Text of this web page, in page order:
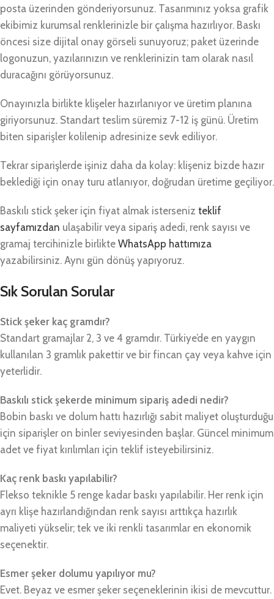
posta üzerinden gönderiyorsunuz. Tasarımınız yoksa grafik
ekibimiz kurumsal renklerinizle bir çalışma hazırlıyor. Baskı
öncesi size dijital onay görseli sunuyoruz; paket üzerinde
logonuzun, yazılarınızın ve renklerinizin tam olarak nasıl
duracağını görüyorsunuz.
Onayınızla birlikte klişeler hazırlanıyor ve üretim planına
giriyorsunuz. Standart teslim süremiz 7-12 iş günü. Üretim
biten siparişler kolilenip adresinize sevk ediliyor.
Tekrar siparişlerde işiniz daha da kolay: klişeniz bizde hazır
beklediği için onay turu atlanıyor, doğrudan üretime geçiliyor.
Baskılı stick şeker için fiyat almak isterseniz teklif
sayfamızdan ulaşabilir veya sipariş adedi, renk sayısı ve
gramaj tercihinizle birlikte WhatsApp hattımıza
yazabilirsiniz. Aynı gün dönüş yapıyoruz.
Sık Sorulan Sorular
Stick şeker kaç gramdır?
Standart gramajlar 2, 3 ve 4 gramdır. Türkiye’de en yaygın
kullanılan 3 gramlık pakettir ve bir fincan çay veya kahve için
yeterlidir.
Baskılı stick şekerde minimum sipariş adedi nedir?
Bobin baskı ve dolum hattı hazırlığı sabit maliyet oluşturduğu
için siparişler on binler seviyesinden başlar. Güncel minimum
adet ve fiyat kırılımları için teklif isteyebilirsiniz.
Kaç renk baskı yapılabilir?
Flekso teknikle 5 renge kadar baskı yapılabilir. Her renk için
ayrı klişe hazırlandığından renk sayısı arttıkça hazırlık
maliyeti yükselir; tek ve iki renkli tasarımlar en ekonomik
seçenektir.
Esmer şeker dolumu yapılıyor mu?
Evet. Beyaz ve esmer şeker seçeneklerinin ikisi de mevcuttur.